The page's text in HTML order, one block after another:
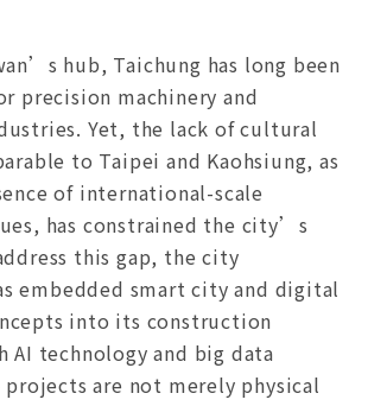
hub, Taichung has long been
precision machinery and
Yet, the lack of cultural
to Taipei and Kaohsiung, as
of international-scale
has constrained the city’s
this gap, the city
embedded smart city and digital
into its construction
AI technology and big data
projects are not merely physical